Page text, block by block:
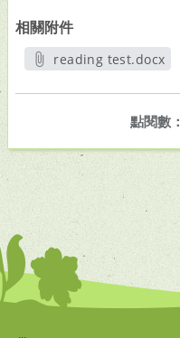
相關附件
reading test.docx
點閱數：